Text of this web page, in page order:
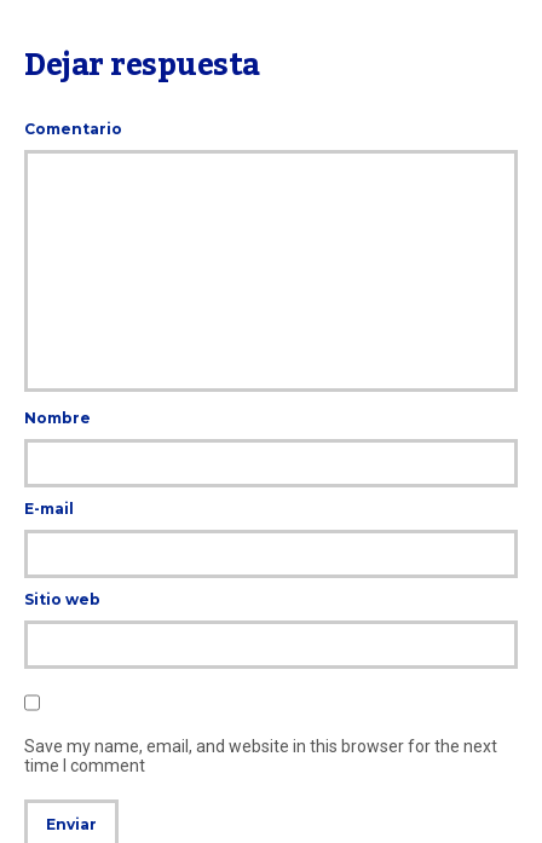
Dejar respuesta
Comentario
Nombre
E-mail
Sitio web
Save my name, email, and website in this browser for the next
time I comment